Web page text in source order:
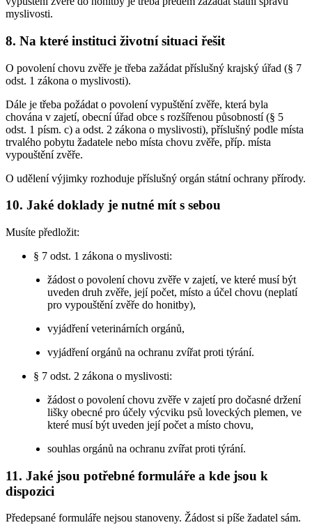
myslivosti.
8. Na které instituci životní situaci řešit
O povolení chovu zvěře je třeba zažádat příslušný krajský úřad (§ 7
odst. 1 zákona o myslivosti).
Dále je třeba požádat o povolení vypuštění zvěře, která byla
chována v zajetí, obecní úřad obce s rozšířenou působností (§ 5
odst. 1 písm. c) a odst. 2 zákona o myslivosti), příslušný podle místa
trvalého pobytu žadatele nebo místa chovu zvěře, příp. místa
vypouštění zvěře.
O udělení výjimky rozhoduje příslušný orgán státní ochrany přírody.
10. Jaké doklady je nutné mít s sebou
Musíte předložit:
§ 7 odst. 1 zákona o myslivosti:
žádost o povolení chovu zvěře v zajetí, ve které musí být
uveden druh zvěře, její počet, místo a účel chovu (neplatí
pro vypouštění zvěře do honitby),
vyjádření veterinárních orgánů,
vyjádření orgánů na ochranu zvířat proti týrání.
§ 7 odst. 2 zákona o myslivosti:
žádost o povolení chovu zvěře v zajetí pro dočasné držení
lišky obecné pro účely výcviku psů loveckých plemen, ve
které musí být uveden její počet a místo chovu,
souhlas orgánů na ochranu zvířat proti týrání.
11. Jaké jsou potřebné formuláře a kde jsou k
dispozici
Předepsané formuláře nejsou stanoveny. Žádost si píše žadatel sám.